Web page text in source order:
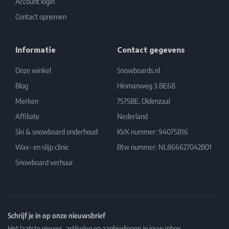
Contact opnemen
Informatie
Onze winkel
Blog
Merken
Affiliate
Ski & snowboard onderhoud
Wax- en slijp clinic
Snowboard verhuur
Contact gegevens
Snowboards.nl
Hinmanweg 3 BE68
7575BE, Oldenzaal
Nederland
KVK nummer: 94075816
Btw nummer: NL866627042B01
Schrijf je in op onze nieuwsbrief